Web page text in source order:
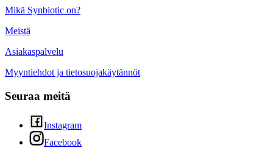
Mikä Synbiotic on?
Meistä
Asiakaspalvelu
Myyntiehdot ja tietosuojakäytännöt
Seuraa meitä
Instagram
Facebook